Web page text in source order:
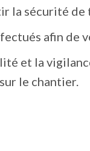
la sécurité de
afin de
et la
le chantier.